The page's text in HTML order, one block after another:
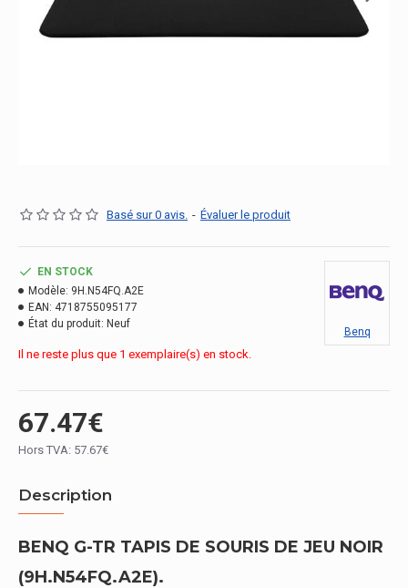
Basé sur 0 avis. - Évaluer le produit
67.47€
Hors TVA: 57.67€
EN STOCK
Modèle: 9H.N54FQ.A2E
EAN: 4718755095177
État du produit: Neuf
Benq
Il ne reste plus que 1 exemplaire(s) en stock.
Description
BENQ G-TR TAPIS DE SOURIS DE JEU NOIR
(9H.N54FQ.A2E).